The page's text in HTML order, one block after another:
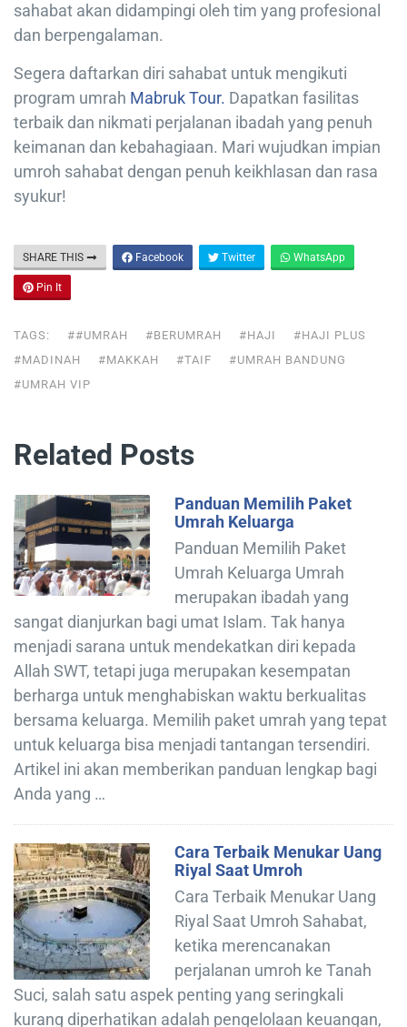
sahabat akan didampingi oleh tim yang profesional
dan berpengalaman.
Segera daftarkan diri sahabat untuk mengikuti
program umrah Mabruk Tour. Dapatkan fasilitas
terbaik dan nikmati perjalanan ibadah yang penuh
keimanan dan kebahagiaan. Mari wujudkan impian
umroh sahabat dengan penuh keikhlasan dan rasa
syukur!
SHARE THIS Facebook Twitter WhatsApp
Pin It
TAGS: ##UMRAH #BERUMRAH #HAJI
#HAJI PLUS
#MADINAH
#MAKKAH #TAIF
#UMRAH BANDUNG
#UMRAH VIP
Related Posts
Panduan Memilih Paket
Umrah Keluarga
Panduan Memilih Paket
Umrah Keluarga Umrah
merupakan ibadah yang
sangat dianjurkan bagi umat Islam. Tak hanya
menjadi sarana untuk mendekatkan diri kepada
Allah SWT, tetapi juga merupakan kesempatan
berharga untuk menghabiskan waktu berkualitas
bersama keluarga. Memilih paket umrah yang tepat
untuk keluarga bisa menjadi tantangan tersendiri.
Artikel ini akan memberikan panduan lengkap bagi
Anda yang …
Cara Terbaik Menukar Uang
Riyal Saat Umroh
Cara Terbaik Menukar Uang
Riyal Saat Umroh Sahabat,
ketika merencanakan
perjalanan umroh ke Tanah
Suci, salah satu aspek penting yang seringkali
kurang diperhatikan adalah pengelolaan keuangan,